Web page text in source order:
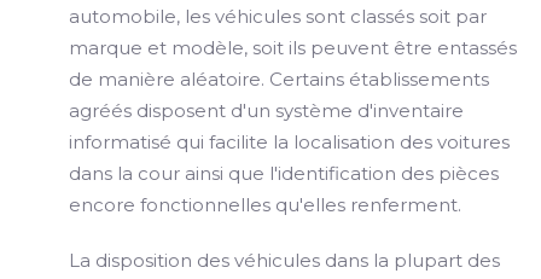
automobile, les véhicules sont classés soit par
marque et modèle, soit ils peuvent être entassés
de manière aléatoire. Certains établissements
agréés disposent d'un système d'inventaire
informatisé qui facilite la localisation des voitures
dans la cour ainsi que l'identification des pièces
encore fonctionnelles qu'elles renferment.
La disposition des véhicules dans la plupart des